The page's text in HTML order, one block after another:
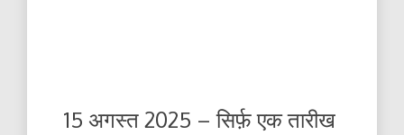
15 अगस्त 2025 – सिर्फ़ एक तारीख